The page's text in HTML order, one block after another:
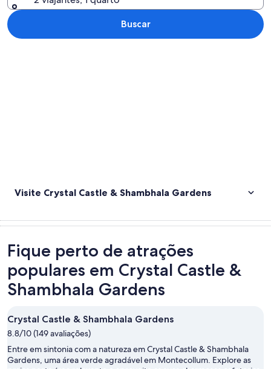
Buscar
Visite Crystal Castle & Shambhala Gardens
Fique perto de atrações
populares em Crystal Castle &
Shambhala Gardens
Crystal Castle & Shambhala Gardens
8.8/10 (149 avaliações)
Entre em sintonia com a natureza em Crystal Castle & Shambhala
Gardens, uma área verde agradável em Montecollum. Explore as